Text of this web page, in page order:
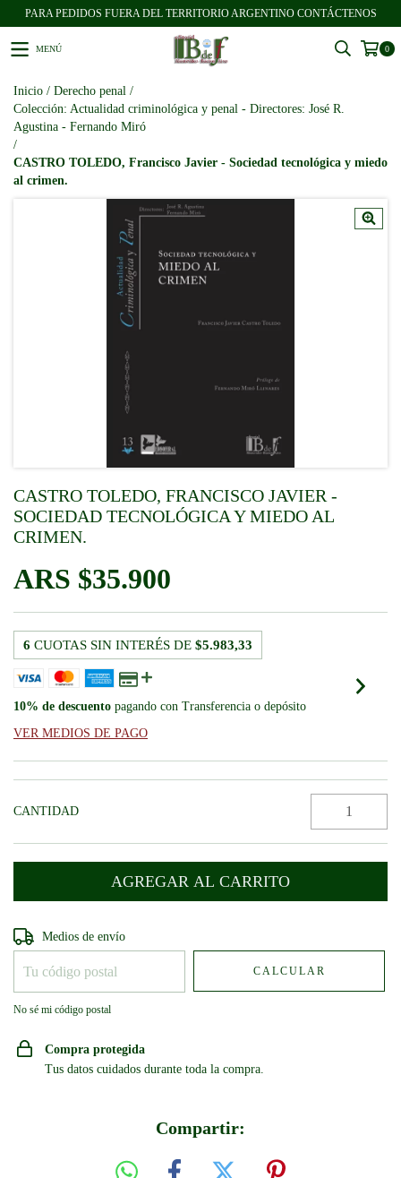
PARA PEDIDOS FUERA DEL TERRITORIO ARGENTINO CONTÁCTENOS
MENÚ 0
Inicio / Derecho penal /
Colección: Actualidad criminológica y penal - Directores: José R.
Agustina - Fernando Miró
/
CASTRO TOLEDO, Francisco Javier - Sociedad tecnológica y miedo
al crimen.
CASTRO TOLEDO, FRANCISCO JAVIER -
SOCIEDAD TECNOLÓGICA Y MIEDO AL
CRIMEN.
$35.900
6 CUOTAS SIN INTERÉS DE $5.983,33
10% de descuento pagando con Transferencia o depósito
VER MEDIOS DE PAGO
CANTIDAD
Entregas para el CP:
Medios de envío
CALCULAR
No sé mi código postal
Compra protegida
Tus datos cuidados durante toda la compra.
Compartir: